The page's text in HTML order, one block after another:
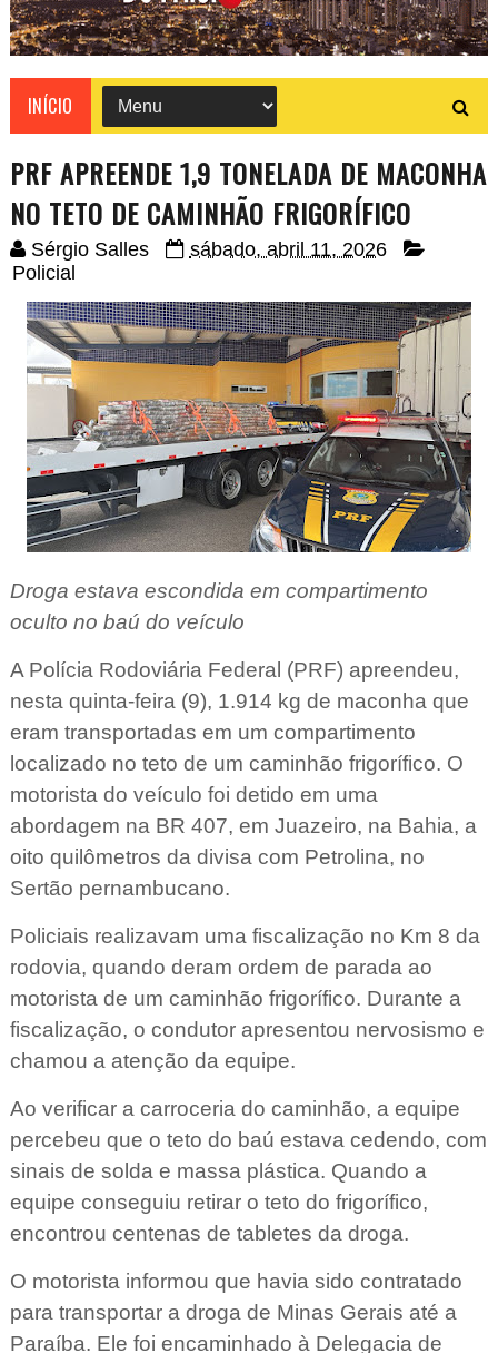
INÍCIO
PRF APREENDE 1,9 TONELADA DE MACONHA
NO TETO DE CAMINHÃO FRIGORÍFICO
Sérgio Salles
sábado, abril 11, 2026
Policial
Droga estava escondida em compartimento
oculto no baú do veículo
A Polícia Rodoviária Federal (PRF) apreendeu,
nesta quinta-feira (9), 1.914 kg de maconha que
eram transportadas em um compartimento
localizado no teto de um caminhão frigorífico. O
motorista do veículo foi detido em uma
abordagem na BR 407, em Juazeiro, na Bahia, a
oito quilômetros da divisa com Petrolina, no
Sertão pernambucano.
Policiais realizavam uma fiscalização no Km 8 da
rodovia, quando deram ordem de parada ao
motorista de um caminhão frigorífico. Durante a
fiscalização, o condutor apresentou nervosismo e
chamou a atenção da equipe.
Ao verificar a carroceria do caminhão, a equipe
percebeu que o teto do baú estava cedendo, com
sinais de solda e massa plástica. Quando a
equipe conseguiu retirar o teto do frigorífico,
encontrou centenas de tabletes da droga.
O motorista informou que havia sido contratado
para transportar a droga de Minas Gerais até a
Paraíba. Ele foi encaminhado à Delegacia de